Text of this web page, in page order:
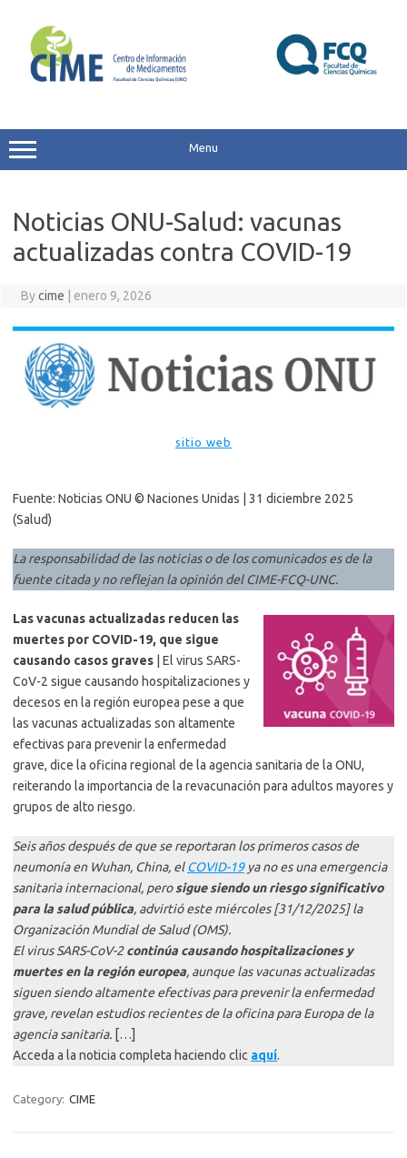
content
Menu
Noticias ONU-Salud: vacunas
actualizadas contra COVID-19
Bycime enero 9, 2026
sitio web
Fuente: Noticias ONU © Naciones Unidas | 31 diciembre 2025
(Salud)
La responsabilidad de las noticias o de los comunicados es de la
fuente citada y no reflejan la opinión del CIME-FCQ-UNC.
Las vacunas actualizadas reducen las
muertes por COVID-19, que sigue
causando casos graves
| El virus SARS-
CoV-2 sigue causando hospitalizaciones y
decesos en la región europea pese a que
las vacunas actualizadas son altamente
efectivas para prevenir la enfermedad
grave, dice la oficina regional de la agencia sanitaria de la ONU,
reiterando la importancia de la revacunación para adultos mayores y
grupos de alto riesgo.
Seis años después de que se reportaran los primeros casos de
neumonía en Wuhan, China, elCOVID-19ya no es una emergencia
sanitaria internacional, perosigue siendo un riesgo significativo
para la salud pública, advirtió este miércoles [31/12/2025] la
Organización Mundial de Salud (OMS).
El virus SARS-CoV-2continúa causando hospitalizaciones y
muertes en la región europea, aunque las vacunas actualizadas
siguen siendo altamente efectivas para prevenir la enfermedad
grave, revelan estudios recientes de la oficina para Europa de la
agencia sanitaria. […]
Acceda a la noticia completa haciendo clic aquí.
Category: CIME